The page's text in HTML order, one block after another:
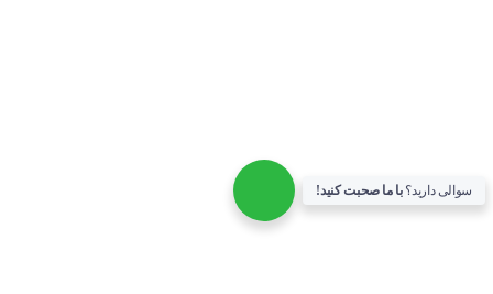
سوالی دارید؟با ما صحبت کنید!